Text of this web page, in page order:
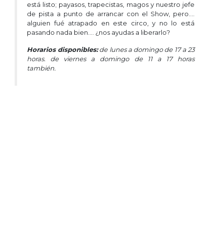
está listo; payasos, trapecistas, magos y nuestro jefe
de pista a punto de arrancar con el Show, pero....
alguien fué atrapado en este circo, y no lo está
pasando nada bien.... ¿nos ayudas a liberarlo?
Horarios disponibles:de lunes a domingo de 17 a 23
horas. de viernes a domingo de 11 a 17 horas
también.